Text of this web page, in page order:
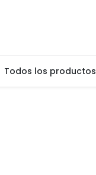
Todos los productos